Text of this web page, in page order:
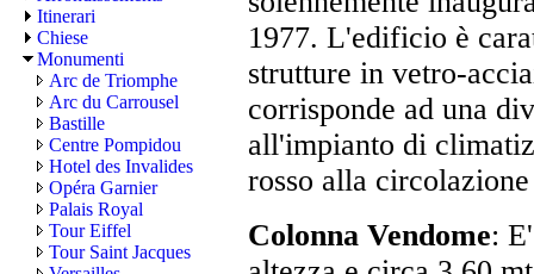
Itinerari
Chiese
Monumenti
Arc de Triomphe
Arc du Carrousel
Bastille
Centre Pompidou
Hotel des Invalides
Opéra Garnier
Palais Royal
Tour Eiffel
Tour Saint Jacques
1977. L'edificio è
strutture in vetro-
corrisponde ad una
all'impianto di
rosso alla
Colonna Vendome: